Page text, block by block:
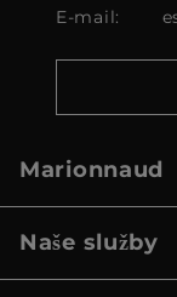
E-mail:
Marionnaud
Naše služby